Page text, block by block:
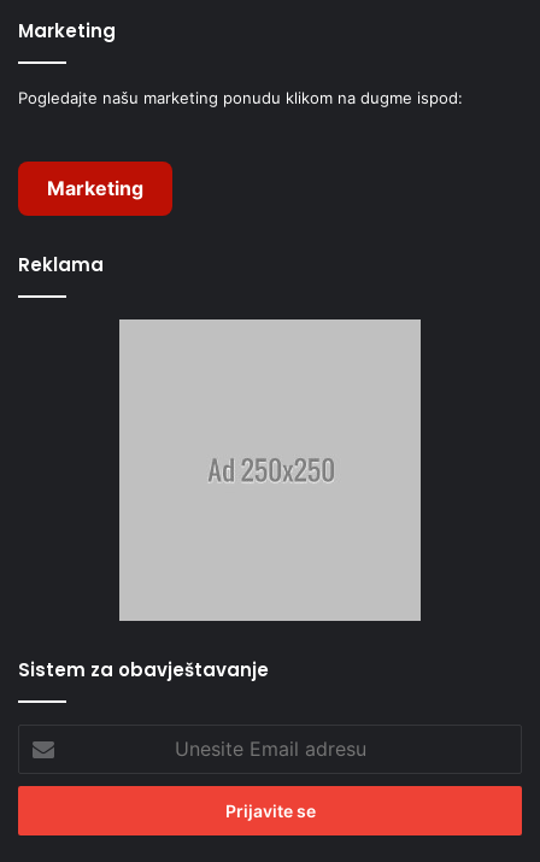
Marketing
Pogledajte našu marketing ponudu klikom na dugme ispod:
Marketing
Reklama
Sistem za obavještavanje
Unesite
Email
adresu